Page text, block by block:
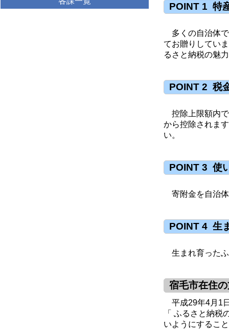
POINT 1 特
多くの自治体で
てお贈りしてい
るさと納税の魅
POINT 2 税
控除上限額内で
から控除されま
い。
POINT 3 使
寄附金を自治体
POINT 4 生
生まれ育ったふ
宿毛市在住
平成29年4月1
「 ふるさと納
いようにするこ